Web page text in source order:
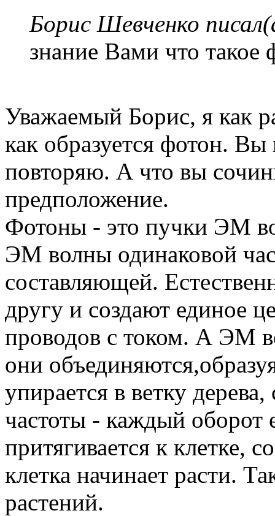
Борис Шевченко
знание Вами что такое
Уважаемый Борис, я как
как образуется фотон.
повторяю. А что вы
предположение.
Фотоны - это пучки ЭМ
ЭМ волны одинаковой
составляющей.
другу и создают единое
проводов с током. А ЭМ
они
упирается в ветку
частоты - каждый оборот
притягивается к клетке,
клетка начинает расти.
растений.